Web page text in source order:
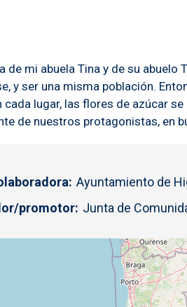
de mi abuela Tina y de su
y ser una misma población.
cada lugar, las flores de azúcar
de nuestros protagonistas, en
Ayuntamiento de
promotor Junta de